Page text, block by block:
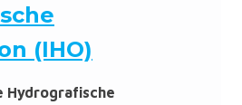
(IHO)
Hydrografische